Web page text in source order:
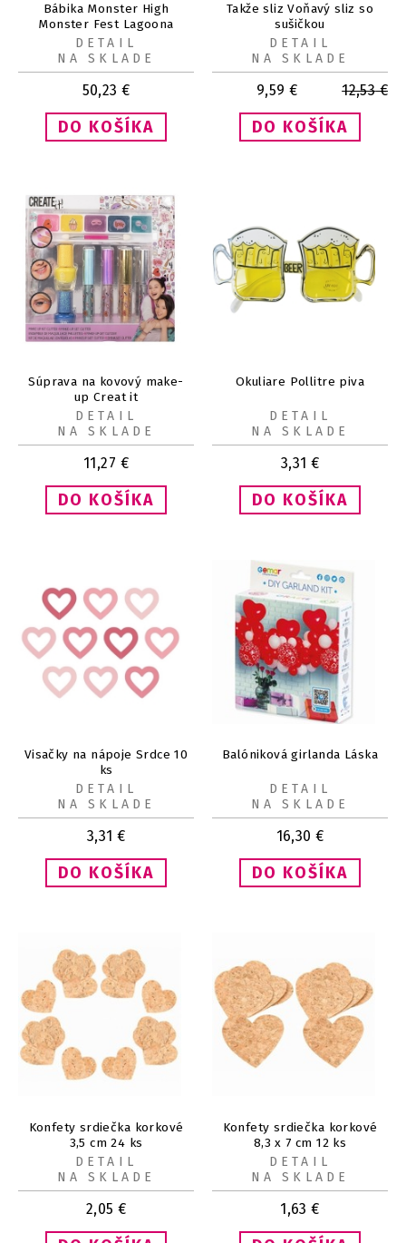
Bábika Monster High
Monster Fest Lagoona
50,23 €
DETAIL
NA SKLADE
Takže sliz Voňavý sliz so
sušičkou
9,59 € 12,53€
DETAIL
NA SKLADE
Súprava na kovový make-
up Creat it
11,27 €
DETAIL
NA SKLADE
Okuliare Pollitre piva
3,31 €
DETAIL
NA SKLADE
Visačky na nápoje Srdce 10
ks
3,31 €
DETAIL
NA SKLADE
Balóniková girlanda Láska
16,30 €
DETAIL
NA SKLADE
Konfety srdiečka korkové
3,5 cm 24 ks
2,05 €
DETAIL
NA SKLADE
Konfety srdiečka korkové
8,3 x 7 cm 12 ks
1,63 €
DETAIL
NA SKLADE